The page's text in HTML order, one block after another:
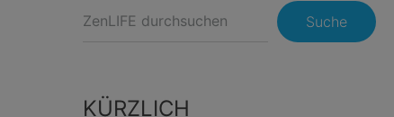
Suche
KÜRZLICH